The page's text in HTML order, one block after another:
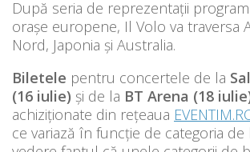
După seria de reprezentații
orașe europene, Il Volo va traversa
Nord, Japonia și Australia.
Biletele pentru concertele de la
(16 iulie) și de la BT Arena (18
achiziționate din rețeaua
ce variază în funcție de categoria de